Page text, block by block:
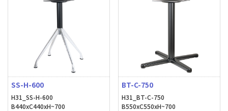
SS-H-600
H31_SS-H-600
B440xC440xH~700
BT-C-750
H31_BT-C-750
B550xC550xH~700